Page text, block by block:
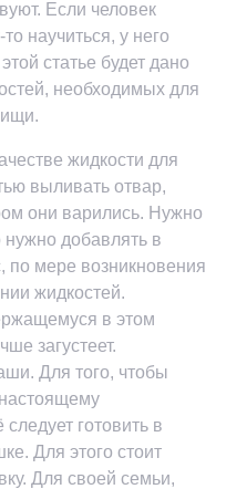
Если человек
научиться, у него
статье будет дано
необходимых для
жидкости для
выливать отвар,
они варились. Нужно
нужно добавлять в
по мере возникновения
жидкостей.
в этом
загустеет.
Для того, чтобы
готовить в
Для этого стоит
Для своей семьи,